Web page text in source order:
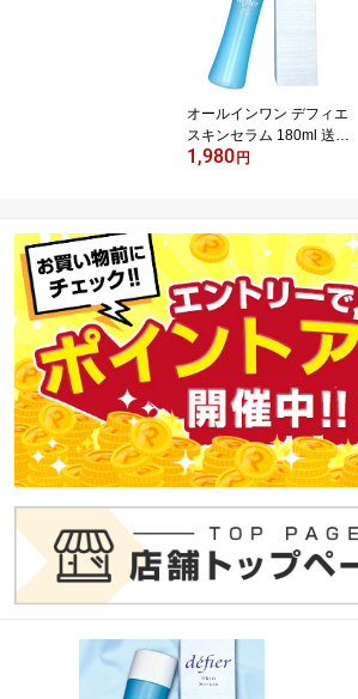
オールインワン デフィエ
スキンセラム 180ml 送料
無料
1,980円